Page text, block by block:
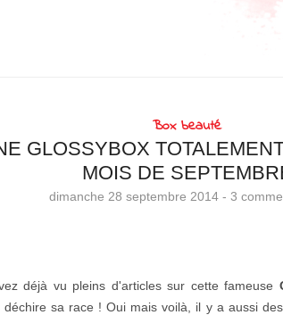
Box beauté
GLOSSYBOX
MOIS DE
dimanche 28 septembre 2014 - 3
déjà vu pleins d'articles sur cette fameuse
déchire sa race ! Oui mais voilà, il y a aussi